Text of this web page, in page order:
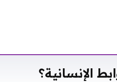
الإنسانية؟